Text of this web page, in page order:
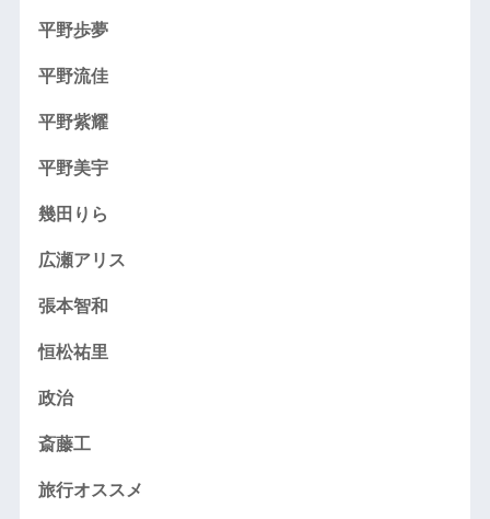
平野歩夢
平野流佳
平野紫耀
平野美宇
幾田りら
広瀬アリス
張本智和
恒松祐里
政治
斎藤工
旅行オススメ